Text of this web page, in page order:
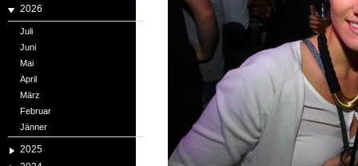
2026
Juli
Juni
Mai
April
März
Februar
Jänner
2025